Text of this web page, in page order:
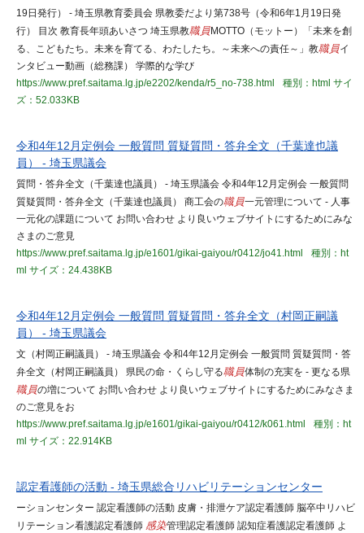
19日発行） - 埼玉県教育委員会 県教委だより第738号（令和6年1月19日発
行） 目次 教育長年頭あいさつ 埼玉県教職員MOTTO（モットー）「未来を創
る、こどもたち。未来を育てる、わたしたち。～未来への責任～」教職員イ
ンタビュー動画（総務課） 学際的な学び
https://www.pref.saitama.lg.jp/e2202/kenda/r5_no-738.html
種別：html サイ
ズ：52.033KB
令和4年12月定例会 一般質問 質疑質問・答弁全文（千葉達也議
員） - 埼玉県議会
質問・答弁全文（千葉達也議員） - 埼玉県議会 令和4年12月定例会 一般質問
質疑質問・答弁全文（千葉達也議員） 商工会の職員一元管理について - 人事
一元化の課題について お問い合わせ より良いウェブサイトにするためにみな
さまのご意見
https://www.pref.saitama.lg.jp/e1601/gikai-gaiyou/r0412/jo41.html
種別：ht
ml サイズ：24.438KB
令和4年12月定例会 一般質問 質疑質問・答弁全文（村岡正嗣議
員） - 埼玉県議会
文（村岡正嗣議員） - 埼玉県議会 令和4年12月定例会 一般質問 質疑質問・答
弁全文（村岡正嗣議員） 県民の命・くらし守る職員体制の充実を - 更なる県
職員の増について お問い合わせ より良いウェブサイトにするためにみなさま
のご意見をお
https://www.pref.saitama.lg.jp/e1601/gikai-gaiyou/r0412/k061.html
種別：ht
ml サイズ：22.914KB
認定看護師の活動 - 埼玉県総合リハビリテーションセンター
ーションセンター 認定看護師の活動 皮膚・排泄ケア認定看護師 脳卒中リハビ
リテーション看護認定看護師 感染管理認定看護師 認知症看護認定看護師 よ